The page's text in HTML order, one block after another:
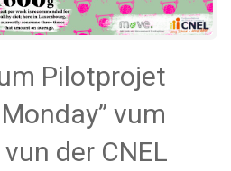
Pilotprojet
vum
der CNEL